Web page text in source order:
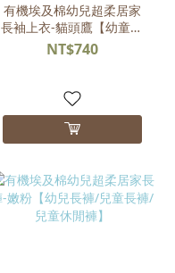
有機埃及棉幼兒超柔居家
長袖上衣-貓頭鷹【幼童居
家服/幼兒居家服/幼兒衛生
衣】
NT$740